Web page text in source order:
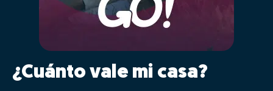
¿Cuánto vale mi casa?